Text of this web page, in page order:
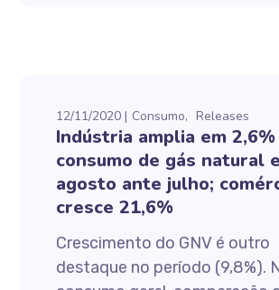
12/11/2020 Consumo Releases
Indústria amplia em 2,6%
consumo de gás natural
agosto ante julho;
cresce 21,6%
Crescimento do GNV é outro
destaque no período (9,8%).